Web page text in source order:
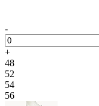
-
+
48
52
54
56